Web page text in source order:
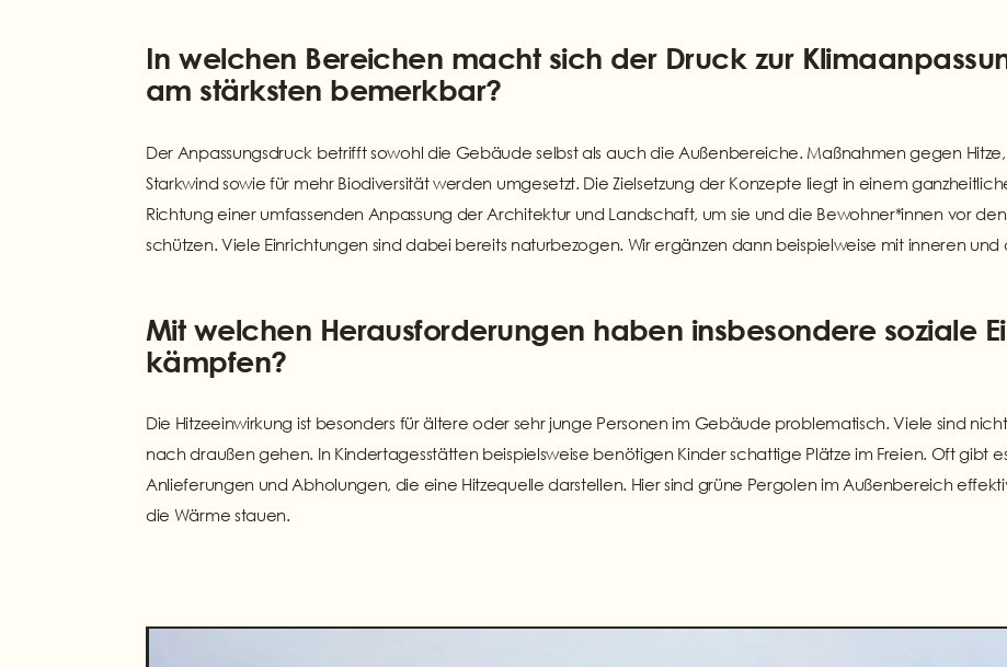
In welchen Bereichen macht sich der Druck zur
am stärksten bemerkbar?
Der Anpassungsdruck betrifft sowohl die Gebäude selbst als auch die Außenbereiche. Maßnahmen gegen
Starkwind sowie für mehr Biodiversität werden umgesetzt. Die Zielsetzung der Konzepte liegt in einem
Richtung einer umfassenden Anpassung der Architektur und Landschaft, um sie und die Bewohner*innen vor
schützen. Viele Einrichtungen sind dabei bereits naturbezogen. Wir ergänzen dann beispielweise mit inneren
Mit welchen Herausforderungen haben insbesondere soziale
kämpfen?
Die Hitzeeinwirkung ist besonders für ältere oder sehr junge Personen im Gebäude problematisch. Viele sind
nach draußen gehen. In Kindertagesstätten beispielsweise benötigen Kinder schattige Plätze im Freien. Oft gibt
Anlieferungen und Abholungen, die eine Hitzequelle darstellen. Hier sind grüne Pergolen im Außenbereich
die Wärme stauen.